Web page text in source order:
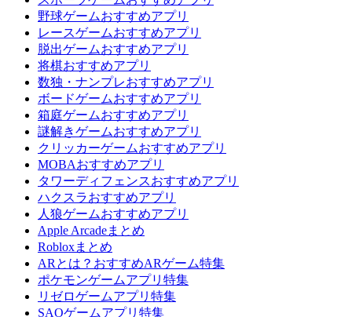
野球ゲームおすすめアプリ
レースゲームおすすめアプリ
脱出ゲームおすすめアプリ
将棋おすすめアプリ
数独・ナンプレおすすめアプリ
ボードゲームおすすめアプリ
箱庭ゲームおすすめアプリ
謎解きゲームおすすめアプリ
クリッカーゲームおすすめアプリ
MOBAおすすめアプリ
タワーディフェンスおすすめアプリ
ハクスラおすすめアプリ
人狼ゲームおすすめアプリ
Apple Arcadeまとめ
Robloxまとめ
ARとは？おすすめARゲーム特集
ポケモンゲームアプリ特集
リゼロゲームアプリ特集
SAOゲームアプリ特集